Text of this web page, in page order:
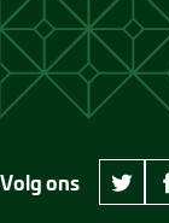
Volg ons
twitter